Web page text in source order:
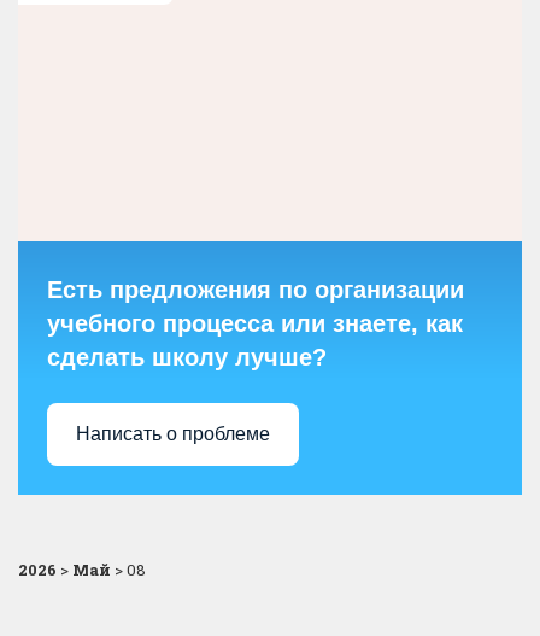
Есть предложения по организации
учебного процесса или знаете, как
сделать школу лучше?
Написать о проблеме
2026 > Май >08